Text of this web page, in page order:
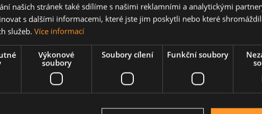
našich stránek také sdílíme s našimi reklamními a analytickými
s dalšími informacemi, které jste jim poskytli nebo které
služeb. Více informací
Výkonové
soubory
Soubory cílení Funkční soubory